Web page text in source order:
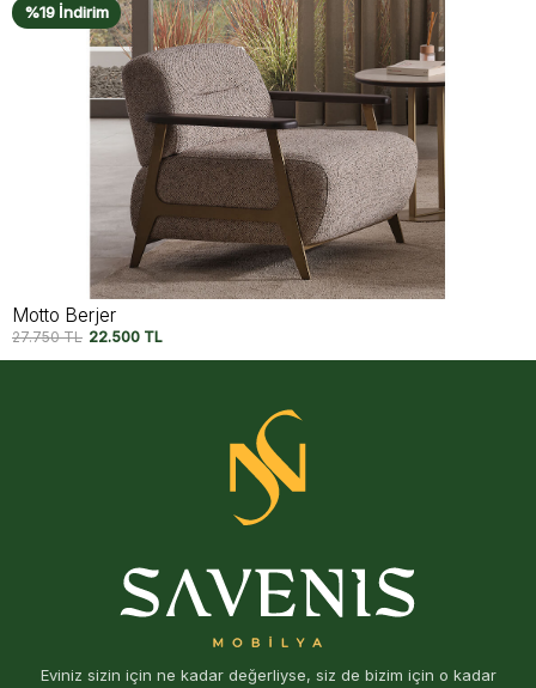
%17 İndirim
Valeron Berjer
29.950 TL
Eviniz sizin için ne kadar değerliyse, siz de bizim için o kadar